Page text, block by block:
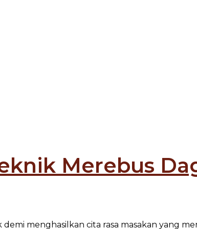
Merebus
menghasilkan cita rasa masakan yang